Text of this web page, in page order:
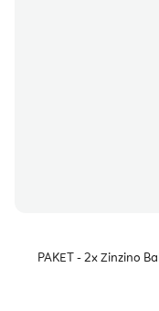
PAKET - 2x Zinzino